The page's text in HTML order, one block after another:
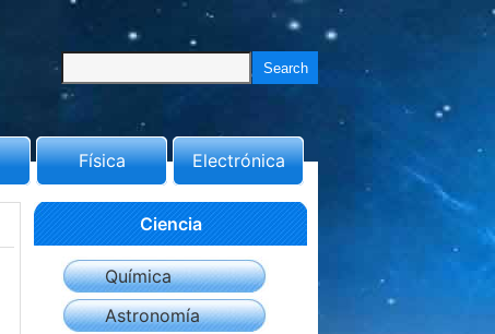
Física Electrónica
Ciencia
Química
Astronomía